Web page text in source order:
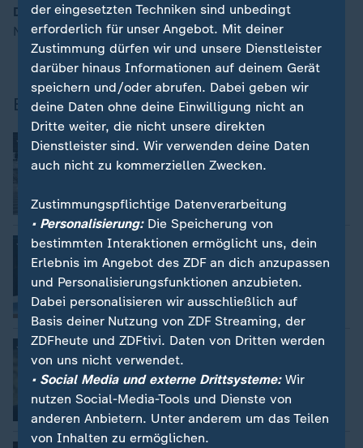
Der Sänger Betterov im Portrait
Neue Tour mit „Große Kunst“-Album
Beiträge der Sendung
Was wurde aus den Sonder-Milliarden?
Christoph Söller
Video2:52
,,Wir nehmen die Kritik sehr ernst''
Video 5:09
Israel: Irans Sicherheits-Chef getötet
Phoebe Gaa
Video 2:25
der eingesetzten Techniken sind unbedingt
erforderlich für unser Angebot. Mit deiner
Zustimmung dürfen wir und unsere Dienstleister
darüber hinaus Informationen auf deinem Gerät
speichern und/oder abrufen. Dabei geben wir
deine Daten ohne deine Einwilligung nicht an
Dritte weiter, die nicht unsere direkten
Dienstleister sind. Wir verwenden deine Daten
auch nicht zu kommerziellen Zwecken.
Zustimmungspflichtige Datenverarbeitung
• Personalisierung:Die Speicherung von
bestimmten Interaktionen ermöglicht uns, dein
Erlebnis im Angebot des ZDF an dich anzupassen
und Personalisierungsfunktionen anzubieten.
Dabei personalisieren wir ausschließlich auf
Basis deiner Nutzung von ZDF Streaming, der
ZDFheute und ZDFtivi. Daten von Dritten werden
von uns nicht verwendet.
• Social Media und externe Drittsysteme:Wir
nutzen Social-Media-Tools und Dienste von
anderen Anbietern. Unter anderem um das Teilen
von Inhalten zu ermöglichen.